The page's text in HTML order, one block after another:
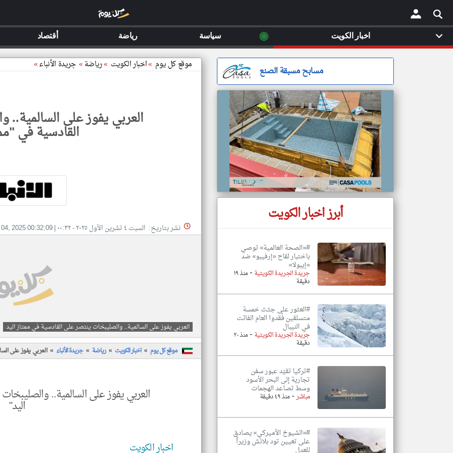
× موقع كل يوم »اخبار الكويت »رياضة» جريدة الأنباء»
العربي يفوز على
القادسية في
نشر بتاريخ: السبت ٤ تشرين الأول ٢٠٢٥ - ٠٠:٣٢ |
2025 00:32:09
العربي يفوز على السالمية.. والصليبخات ينتصر على القادسية في ممتاز اليد
موقع كل يوم اخبار الكويت رياضة جريدة الأنباء العربي يفوز على
العربي يفوز على السالمية..
اليد"
اخبار الكويت
مسابح مسبقة الصنع
أبرز اخبار الكويت
#«الصحة العالمية» توصي
باختبار لقاح «إرفيبو» ضد
«إيبولا»
جريدة الجريدة الكويتية - منذ ١٩
دقيقة
#العثور على جثث خمسة
متسلقين فُقدوا العام الفائت
في النيبال
جريدة الجريدة الكويتية - منذ ٢٠
دقيقة
#تركيا تقيّد عبور سفن
تجارية إلى البحر الأسود
وسط تصاعد الهجمات
مباشر-منذ ٤٩ دقيقة
#«الشيوخ الأميركي» يصادق
على تعيين تود بلانش وزيراً
للعدل
اخبار الكويت ◉ سياسة رياضة أقتصاد